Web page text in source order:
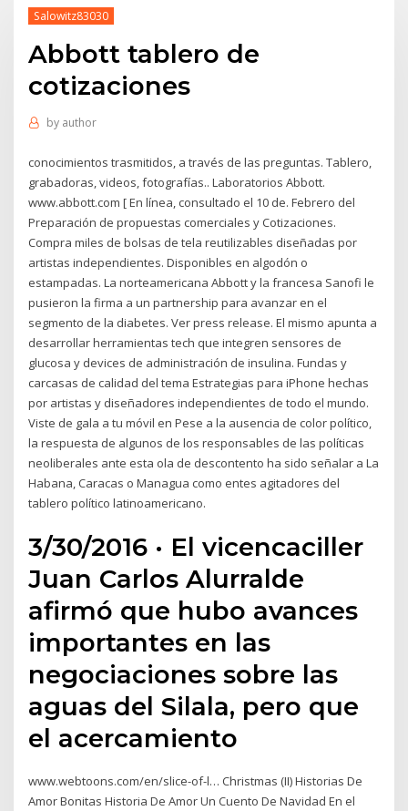
Salowitz83030
Abbott tablero de
cotizaciones
by author
conocimientos trasmitidos, a través de las preguntas. Tablero,
grabadoras, videos, fotografías.. Laboratorios Abbott.
www.abbott.com [ En línea, consultado el 10 de. Febrero del
Preparación de propuestas comerciales y Cotizaciones.
Compra miles de bolsas de tela reutilizables diseñadas por
artistas independientes. Disponibles en algodón o
estampadas. La norteamericana Abbott y la francesa Sanofi le
pusieron la firma a un partnership para avanzar en el
segmento de la diabetes. Ver press release. El mismo apunta a
desarrollar herramientas tech que integren sensores de
glucosa y devices de administración de insulina. Fundas y
carcasas de calidad del tema Estrategias para iPhone hechas
por artistas y diseñadores independientes de todo el mundo.
Viste de gala a tu móvil en Pese a la ausencia de color político,
la respuesta de algunos de los responsables de las políticas
neoliberales ante esta ola de descontento ha sido señalar a La
Habana, Caracas o Managua como entes agitadores del
tablero político latinoamericano.
3/30/2016 · El vicencaciller
Juan Carlos Alurralde
afirmó que hubo avances
importantes en las
negociaciones sobre las
aguas del Silala, pero que
el acercamiento
www.webtoons.com/en/slice-of-l… Christmas (II) Historias De
Amor Bonitas Historia De Amor Un Cuento De Navidad En el